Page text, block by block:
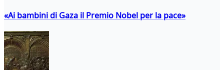
«Ai bambini di Gaza il Premio Nobel per la pace»